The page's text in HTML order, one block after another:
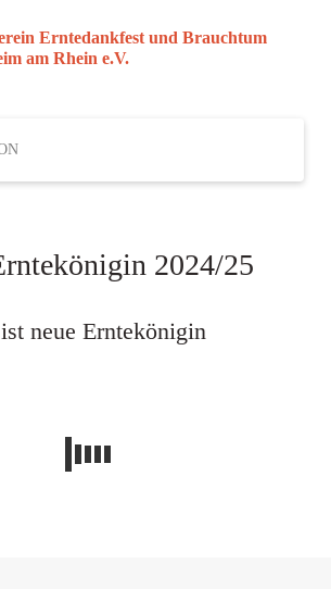
Erntedankfest und Brauchtum
am Rhein e.V.
2024/25
neue Erntekönigin